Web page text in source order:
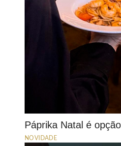
Páprika Natal é
NOVIDADE